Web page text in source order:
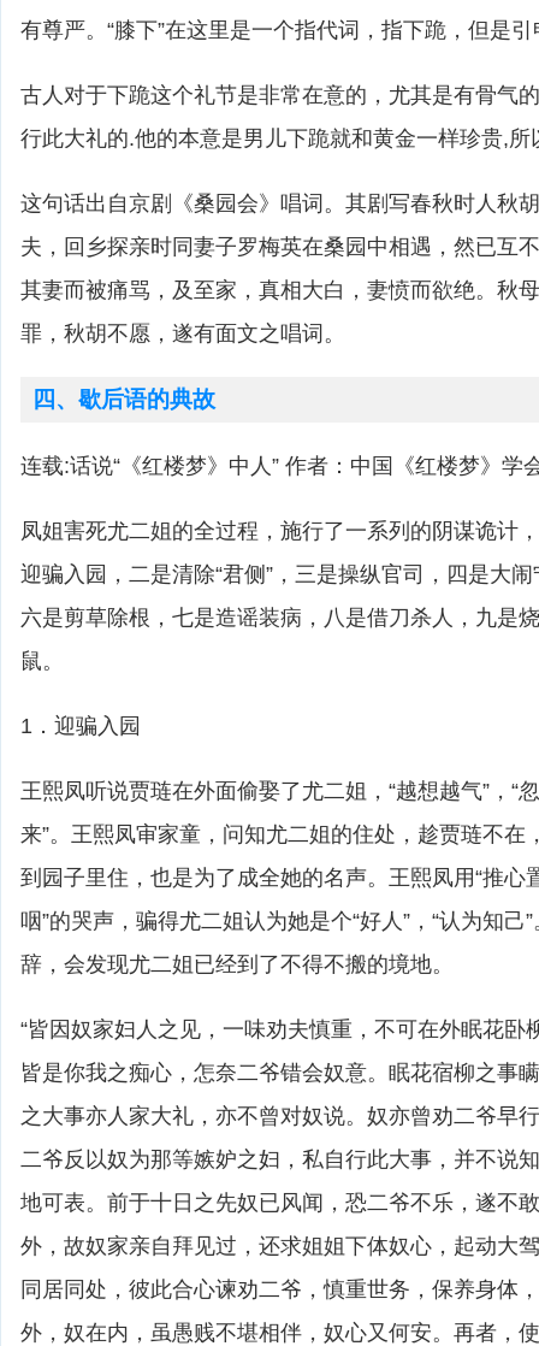
有尊严。“膝下”在这里是一个指代词，指下跪，但是引
古人对于下跪这个礼节是非常在意的，尤其是有骨气
行此大礼的.他的本意是男儿下跪就和黄金一样珍贵,
这句话出自京剧《桑园会》唱词。其剧写春秋时人秋
夫，回乡探亲时同妻子罗梅英在桑园中相遇，然已互
其妻而被痛骂，及至家，真相大白，妻愤而欲绝。秋
罪，秋胡不愿，遂有面文之唱词。
四、歇后语的典故
连载:话说“《红楼梦》中人” 作者：中国《红楼梦》学
凤姐害死尤二姐的全过程，施行了一系列的阴谋诡计
迎骗入园，二是清除“君侧”，三是操纵官司，四是大
六是剪草除根，七是造谣装病，八是借刀杀人，九是
鼠。
1．迎骗入园
王熙凤听说贾琏在外面偷娶了尤二姐，“越想越气”，“
来”。王熙凤审家童，问知尤二姐的住处，趁贾琏不在
到园子里住，也是为了成全她的名声。王熙凤用“推心
咽”的哭声，骗得尤二姐认为她是个“好人”，“认为知己
辞，会发现尤二姐已经到了不得不搬的境地。
“皆因奴家妇人之见，一味劝夫慎重，不可在外眠花卧
皆是你我之痴心，怎奈二爷错会奴意。眠花宿柳之事
之大事亦人家大礼，亦不曾对奴说。奴亦曾劝二爷早
二爷反以奴为那等嫉妒之妇，私自行此大事，并不说
地可表。前于十日之先奴已风闻，恐二爷不乐，遂不
外，故奴家亲自拜见过，还求姐姐下体奴心，起动大
同居同处，彼此合心谏劝二爷，慎重世务，保养身体
外，奴在内，虽愚贱不堪相伴，奴心又何安。再者，